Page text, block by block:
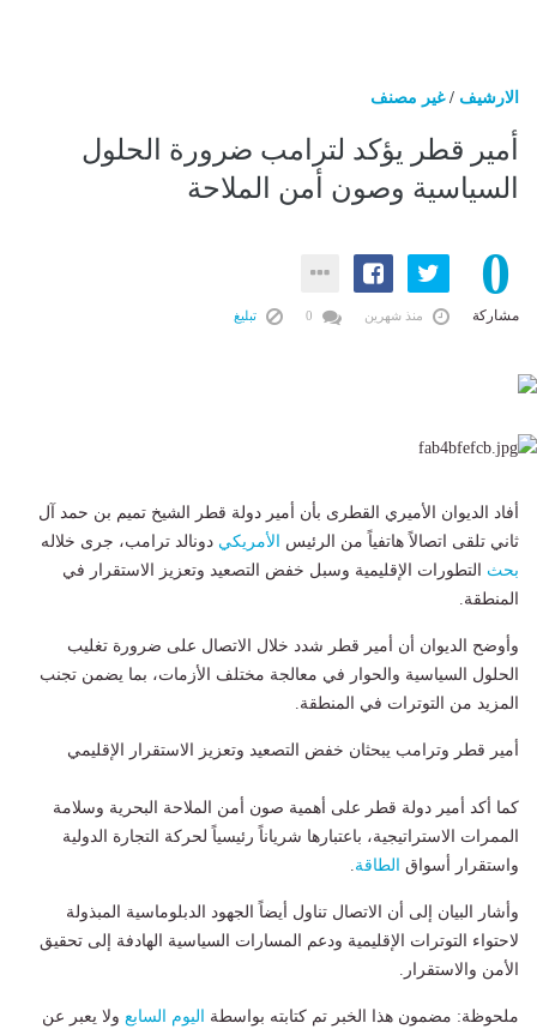
الارشيف /غير مصنف
أمير قطر يؤكد لترامب ضرورة الحلول
السياسية وصون أمن الملاحة
0
مشاركة منذ شهرين تبليغ
أفاد الديوان الأميري القطرى بأن أمير دولة قطر الشيخ تميم بن حمد آل
ثاني تلقى اتصالاً هاتفياً من الرئيس
الأمريكي دونالد ترامب، جرى خلاله
بحث التطورات الإقليمية وسبل خفض التصعيد وتعزيز الاستقرار في
المنطقة.
وأوضح الديوان أن أمير قطر شدد خلال الاتصال على ضرورة تغليب
الحلول السياسية والحوار في معالجة مختلف الأزمات، بما يضمن تجنب
المزيد من التوترات في المنطقة.
أمير قطر وترامب يبحثان خفض التصعيد وتعزيز الاستقرار الإقليمي
كما أكد أمير دولة قطر على أهمية صون أمن الملاحة البحرية وسلامة
الممرات الاستراتيجية، باعتبارها شرياناً رئيسياً لحركة التجارة الدولية
واستقرار أسواق الطاقة.
وأشار البيان إلى أن الاتصال تناول أيضاً الجهود الدبلوماسية المبذولة
لاحتواء التوترات الإقليمية ودعم المسارات السياسية الهادفة إلى تحقيق
الأمن والاستقرار.
ملحوظة: مضمون هذا الخبر تم كتابته بواسطة اليوم السابع ولا يعبر عن